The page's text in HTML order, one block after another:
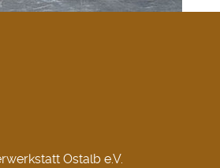
Ostalb e.V.